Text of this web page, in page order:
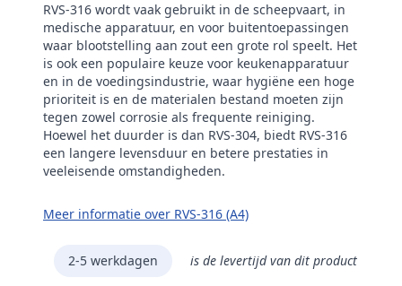
RVS-316 wordt vaak gebruikt in de scheepvaart, in
medische apparatuur, en voor buitentoepassingen
waar blootstelling aan zout een grote rol speelt. Het
is ook een populaire keuze voor keukenapparatuur
en in de voedingsindustrie, waar hygiëne een hoge
prioriteit is en de materialen bestand moeten zijn
tegen zowel corrosie als frequente reiniging.
Hoewel het duurder is dan RVS-304, biedt RVS-316
een langere levensduur en betere prestaties in
veeleisende omstandigheden.
Meer informatie over RVS-316 (A4)
2-5 werkdagen is de levertijd van dit product